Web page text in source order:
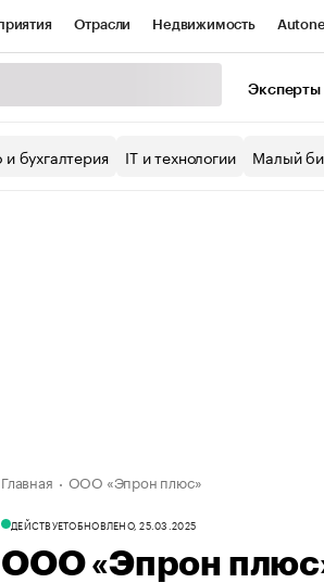
Отрасли Недвижимость
Спецпроекты
Эксперты
бухгалтерия IT и технологии Малый
Главная ООО «Эпрон плюс»
ДЕЙСТВУЕТОБНОВЛЕНО, 25.03.2025
ООО «Эпрон